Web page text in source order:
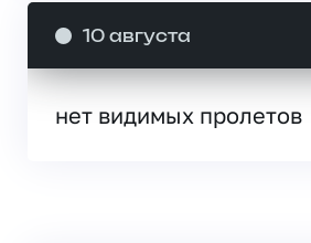
10 августа
нет видимых пролетов